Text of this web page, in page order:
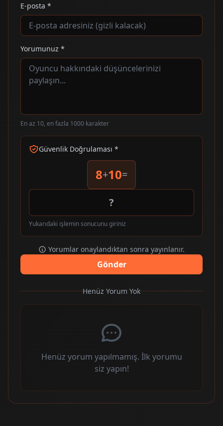
E-posta *
Yorumunuz *
En az 10, en fazla 1000 karakter
Güvenlik Doğrulaması *
8+10=
Yukarıdaki işlemin sonucunu giriniz
Yorumlar onaylandıktan sonra yayınlanır.
Gönder
Henüz Yorum Yok
Henüz yorum yapılmamış. İlk yorumu
siz yapın!